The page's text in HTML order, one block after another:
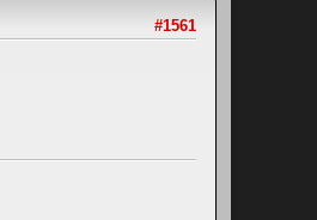
#1561